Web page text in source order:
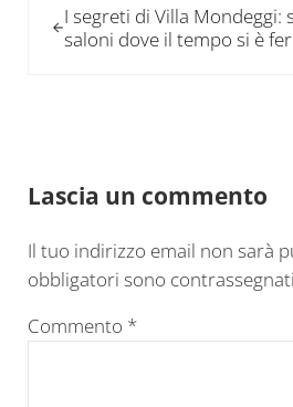
I segreti di Villa Mondeggi:
saloni dove il tempo si è
Lascia un commento
Il tuo indirizzo email non sarà
obbligatori sono contrassegnati
Commento *